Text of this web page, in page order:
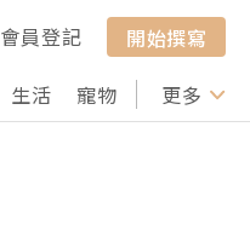
會員登記
開始撰寫
生活 寵物 行山 打卡
更多